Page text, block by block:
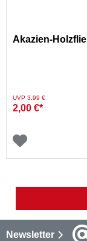
Akazien-
Preis reduziert von
UVP 3,99 €auf
2,00 €*
Newsletter